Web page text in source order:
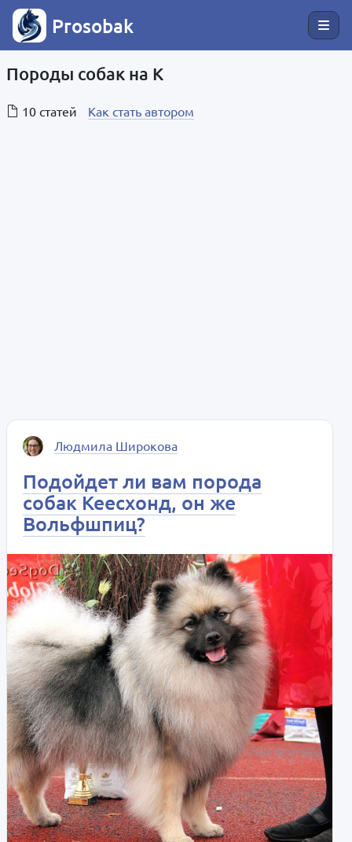
Prosobak
Породы собак на К
10 статей Как стать автором
Людмила Широкова
Подойдет ли вам порода
собак Кеесхонд, он же
Вольфшпиц?